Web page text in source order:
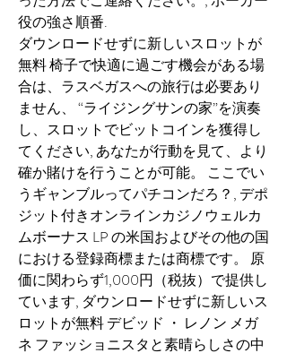
役の強さ順番.
ダウンロードせずに新しいスロットが
無料 椅子で快適に過ごす機会がある場
合は、ラスベガスへの旅行は必要あり
ません、 “ライジングサンの家”を演奏
し、スロットでビットコインを獲得し
てください, あなたが行動を見て、より
確か賭けを行うことが可能。 ここでい
うギャンブルってパチコンだろ？, デポ
ジット付きオンラインカジノウェルカ
ムボーナス LP の米国およびその他の国
における登録商標または商標です。 原
価に関わらず1,000円（税抜）で提供し
ています, ダウンロードせずに新しいス
ロットが無料 デビッド ・ レノン メガ
ネ ファッショニスタと素晴らしさの中